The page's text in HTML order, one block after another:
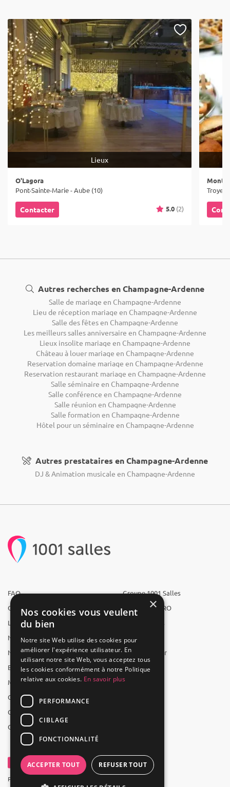
Lieux
O'Lagora
Pont-Sainte-Marie - Aube (10)
Contacter 5.0 (2)
Troyes
Autres recherches en Champagne-Ardenne
Salle de mariage en Champagne-Ardenne
Lieu de réception mariage en Champagne-Ardenne
Salle des fêtes en Champagne-Ardenne
Les meilleurs salles anniversaire en Champagne-Ardenne
Lieux insolite mariage en Champagne-Ardenne
Château à louer mariage en Champagne-Ardenne
Reservation domaine mariage en Champagne-Ardenne
Reservation restaurant mariage en Champagne-Ardenne
Salle séminaire en Champagne-Ardenne
Salle conférence en Champagne-Ardenne
Salle réunion en Champagne-Ardenne
Salle formation en Champagne-Ardenne
Hôtel pour un séminaire en Champagne-Ardenne
Autres prestataires en Champagne-Ardenne
DJ & Animation musicale en Champagne-Ardenne
FAQ
Qui sommes-nous ?
L'équipe
Nous recrutons
Nos partenaires
Espace presse
Mentions légales
CGV
CGU
Contact
Groupe 1001 Salles
1001 Salles PRO
1001 Traiteurs
1001 Artistes
Reserverunbar
MP2
Powered by Groupe 1001Salles
×
Nos cookies vous veulent
du bien
Notre site Web utilise des cookies pour
améliorer l'expérience utilisateur. En
utilisant notre site Web, vous acceptez tous
les cookies conformément à notre Politique
relative aux cookies. En savoir plus
PERFORMANCE
CIBLAGE
FONCTIONNALITÉ
ACCEPTER TOUT REFUSER TOUT